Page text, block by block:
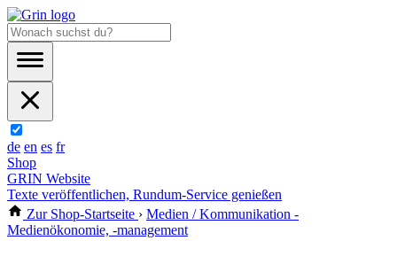
de en es fr
Shop
GRIN Website
Texte veröffentlichen, Rundum-Service genießen
Zur Shop-Startseite › Medien / Kommunikation -
Medienökonomie, -management